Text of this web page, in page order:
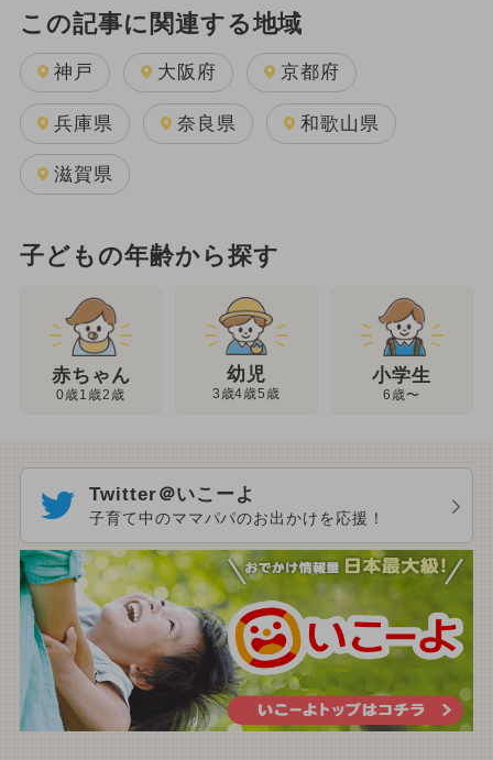
この記事に関連する地域
神戸 大阪府 京都府
兵庫県 奈良県 和歌山県
滋賀県
子どもの年齢から探す
赤ちゃん
0歳1歳2歳
幼児
3歳4歳5歳
小学生
6歳〜
Twitter＠いこーよ
子育て中のママパパのお出かけを応援！